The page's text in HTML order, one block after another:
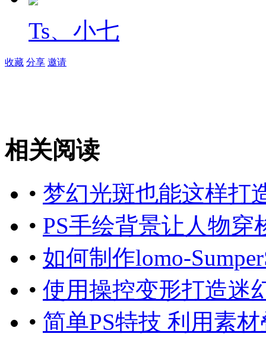
Ts、小七
收藏 分享 邀请
相关阅读
• 梦幻光斑也能这样打
• PS手绘背景让人物穿
• 如何制作lomo-
• 使用操控变形打造迷
• 简单PS特技 利用素